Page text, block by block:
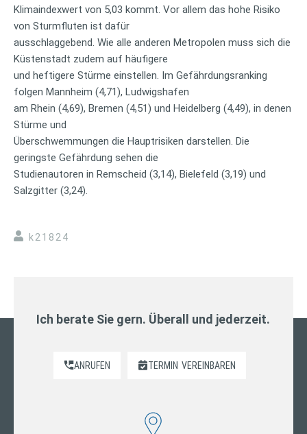
Klimaindexwert von 5,03 kommt. Vor allem das hohe Risiko
von Sturmfluten ist dafür
ausschlaggebend. Wie alle anderen Metropolen muss sich die
Küstenstadt zudem auf häufigere
und heftigere Stürme einstellen. Im Gefährdungsranking
folgen Mannheim (4,71), Ludwigshafen
am Rhein (4,69), Bremen (4,51) und Heidelberg (4,49), in denen
Stürme und
Überschwemmungen die Hauptrisiken darstellen. Die
geringste Gefährdung sehen die
Studienautoren in Remscheid (3,14), Bielefeld (3,19) und
Salzgitter (3,24).
k21824
Ich berate Sie gern. Überall und jederzeit.
ANRUFEN TERMIN VEREINBAREN